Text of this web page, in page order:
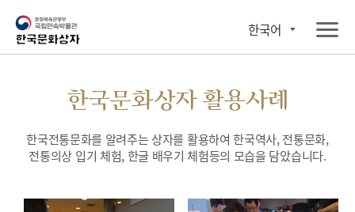
한국어
한국문화상자 활용사례
한국전통문화를 알려주는 상자를 활용하여 한국역사, 전통문화,
전통의상 입기 체험, 한글 배우기 체험등의 모습을 담았습니다.